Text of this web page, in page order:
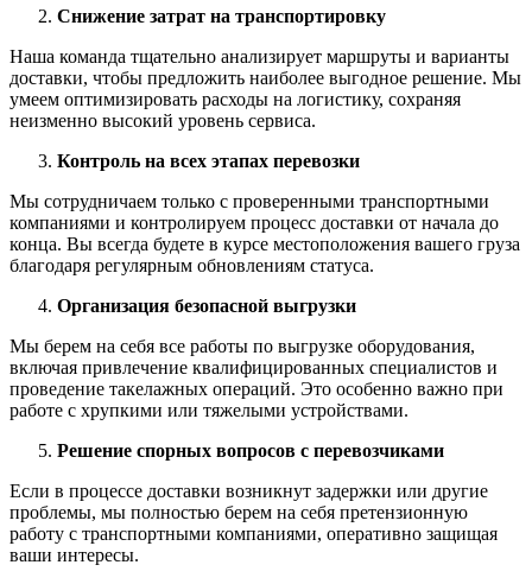
Снижение затрат на транспортировку
Наша команда тщательно анализирует маршруты и варианты
доставки, чтобы предложить наиболее выгодное решение. Мы
умеем оптимизировать расходы на логистику, сохраняя
неизменно высокий уровень сервиса.
Контроль на всех этапах перевозки
Мы сотрудничаем только с проверенными транспортными
компаниями и контролируем процесс доставки от начала до
конца. Вы всегда будете в курсе местоположения вашего груза
благодаря регулярным обновлениям статуса.
Организация безопасной выгрузки
Мы берем на себя все работы по выгрузке оборудования,
включая привлечение квалифицированных специалистов и
проведение такелажных операций. Это особенно важно при
работе с хрупкими или тяжелыми устройствами.
Решение спорных вопросов с перевозчиками
Если в процессе доставки возникнут задержки или другие
проблемы, мы полностью берем на себя претензионную
работу с транспортными компаниями, оперативно защищая
ваши интересы.